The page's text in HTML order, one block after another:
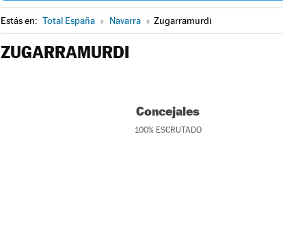
Estás en: Total España » Navarra » Zugarramurdi
ZUGARRAMURDI
Concejales
100% ESCRUTADO